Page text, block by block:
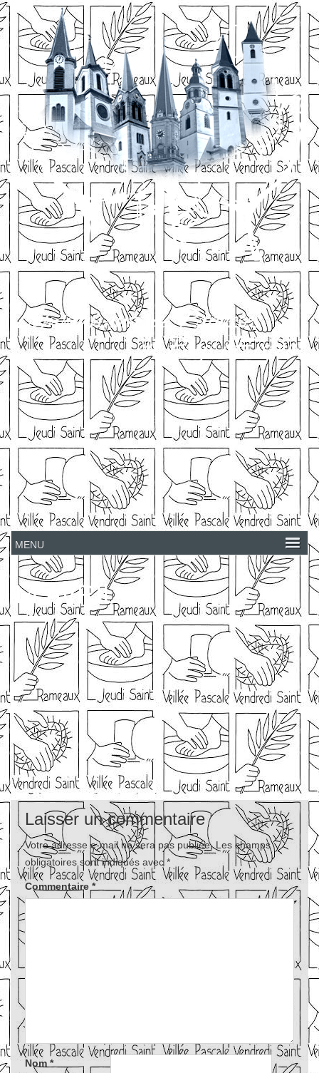
14 AVRIL
Laisser un commentaire
Votre adresse e-mail ne sera pas publiée. Les champs
obligatoires sont indiqués avec*
Commentaire *
Nom *